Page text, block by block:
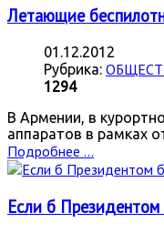
Летающие
01.12.2012
Рубрика:
1294
В Армении, в
аппаратов в рамках
Подробнее ...
Если б